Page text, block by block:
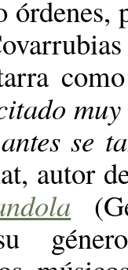
órdenes,
se
autor